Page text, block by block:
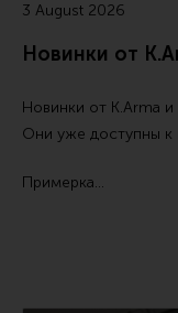
3 August 2026
Новинки от
Новинки от K.Arma и
Они уже доступны к
Примерка…